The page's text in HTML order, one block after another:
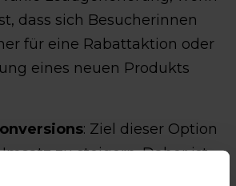
dass sich Besucherinnen
für eine Rabattaktion oder
eines neuen Produkts
: Ziel dieser Option
zu steigern. Daher ist